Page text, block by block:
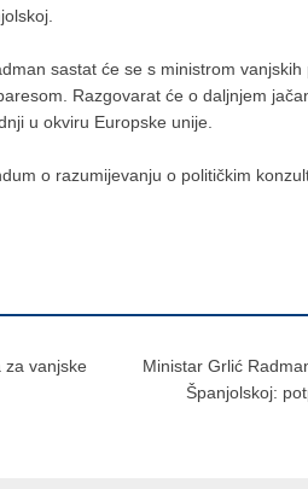
sastat će se s ministrom
Razgovarat će o daljnjem
u okviru Europske unije.
o razumijevanju o političkim
za vanjske
Ministar Grlić
Španjolskoj: